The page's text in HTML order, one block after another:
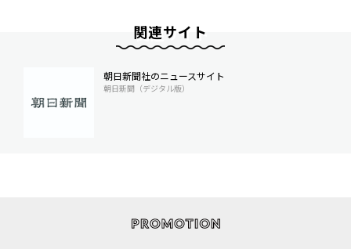
関連サイト
朝日新聞社のニュースサイト
朝日新聞（デジタル版）